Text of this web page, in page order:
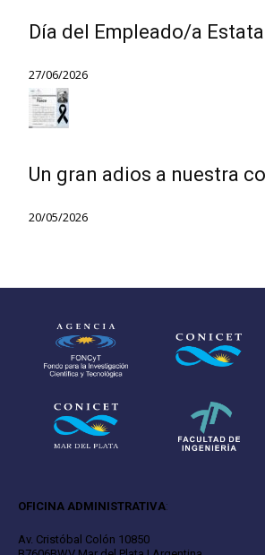
Día del Empleado/a
27/06/2026
Un gran adios a nuestra
20/05/2026
OFICINA ADMINISTRATIVA:
Av. Cristóbal Colón 10850